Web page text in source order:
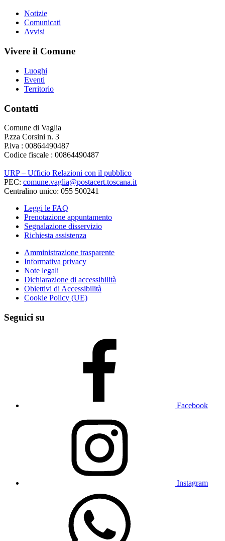
Notizie
Comunicati
Avvisi
Vivere il Comune
Luoghi
Eventi
Territorio
Contatti
Comune di Vaglia
P.zza Corsini n. 3
P.iva : 00864490487
Codice fiscale : 00864490487
URP – Ufficio Relazioni con il pubblico
PEC: comune.vaglia@postacert.toscana.it
Centralino unico: 055 500241
Leggi le FAQ
Prenotazione appuntamento
Segnalazione disservizio
Richiesta assistenza
Amministrazione trasparente
Informativa privacy
Note legali
Dichiarazione di accessibilità
Obiettivi di Accessibilità
Cookie Policy (UE)
Seguici su
Facebook
Instagram